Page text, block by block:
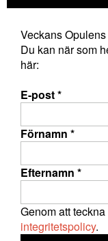
Veckans
Du kan när som
här:
E-post*
Förnamn *
Efternamn *
Genom att
integritetspolicy.